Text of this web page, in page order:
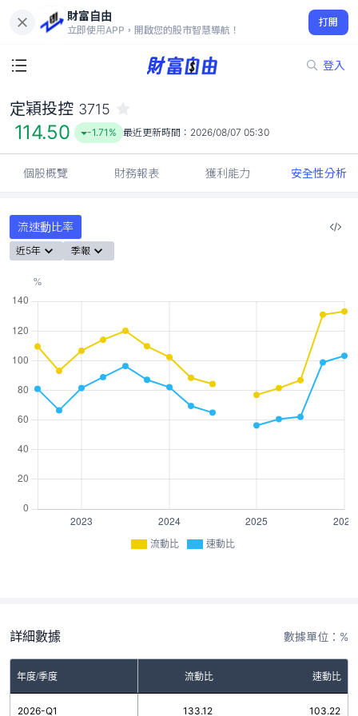
財富自由
立即使用APP，開啟您的股市智慧導航！
打開
登入
114.50
-1.71%
定穎投控 3715
114.50 -1.71% 最近更新時間： 2026/08/07 05:30
個股概覽 財務報表 獲利能力 安全性分析
流速動比率
近5年 季報
流動比 速動比
詳細數據 數據單位：%
年度/季度 流動比 速動比
2026-Q1 133.12 103.22